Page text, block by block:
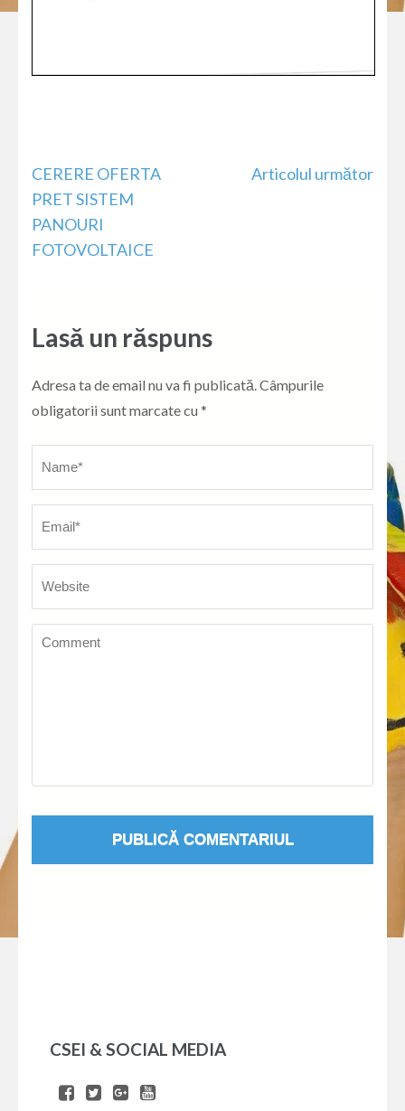
Navigare
în
articole
CERERE OFERTA
PRET SISTEM
PANOURI
FOTOVOLTAICE
Articolul următor
Lasă un răspuns
Adresa ta de email nu va fi publicată. Câmpurile
obligatorii sunt marcate cu *
CSEI & SOCIAL MEDIA